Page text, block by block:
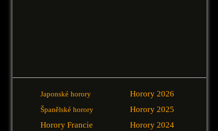
Japonské horory
Španělské horory
Horory Francie
Horory 2026
Horory 2025
Horory 2024